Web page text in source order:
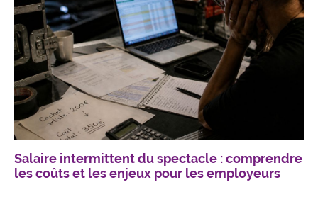
Salaire intermittent du spectacle : comprendre
les coûts et les enjeux pour les employeurs